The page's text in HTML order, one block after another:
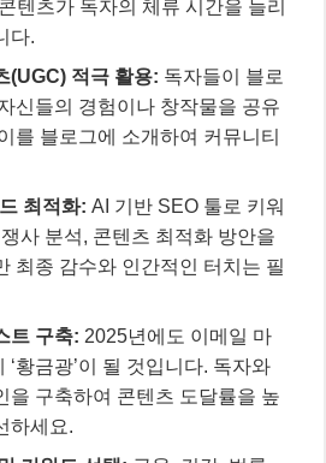
트 구축:
을 구축하여 콘텐츠 도달률을 높
하세요.
키워드 선택:
전략을 수립하는 것이 효과적입
러분만의 경험, 통찰, 그리고
들이 ‘사람’과 소통하고 있음을
요합니다. AI는 보조 도구일
가치를 대체할 수는 없습니다.